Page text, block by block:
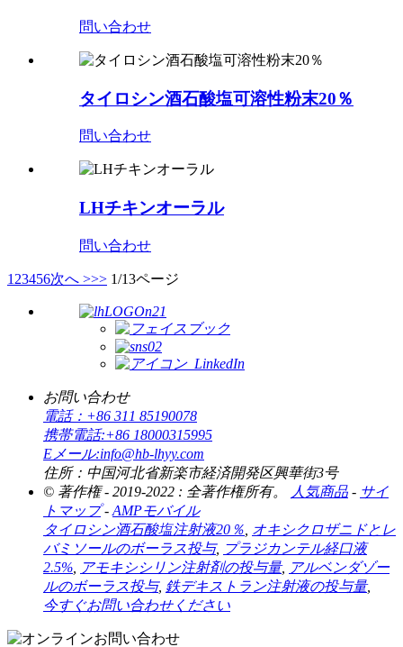
問い合わせ
タイロシン酒石酸塩可溶性粉末20％
問い合わせ
LHチキンオーラル
問い合わせ
1 23456次へ >>> 1/13ページ
お問い合わせ
電話： +86 311 85190078
携帯電話:+86 18000315995
Eメール:info@hb-lhyy.com
住所： 中国河北省新楽市経済開発区興華街3号
© 著作権 - 2019-2022 : 全著作権所有。
人気商品 - サイ
トマップ- AMPモバイル
タイロシン酒石酸塩注射液20％ オキシクロザニドとレ
バミソールのボーラス投与, プラジカンテル経口液
2.5%
アモキシシリン注射剤の投与量, アルベンダゾー
ルのボーラス投与, 鉄デキストラン注射液の投与量,
今すぐお問い合わせください